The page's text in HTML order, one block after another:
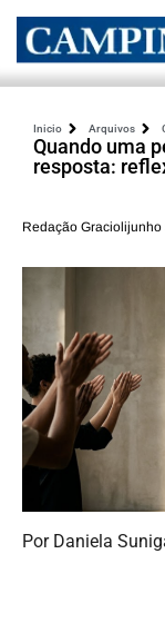
Inicio Arquivos
Quando uma
resposta:
Redação Graciolijunho
Por Daniela